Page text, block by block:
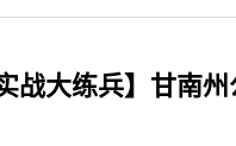
战大练兵】甘南